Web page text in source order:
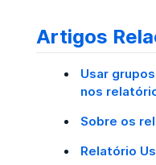
Artigos
Usar
nos
Sobre os
Relatório